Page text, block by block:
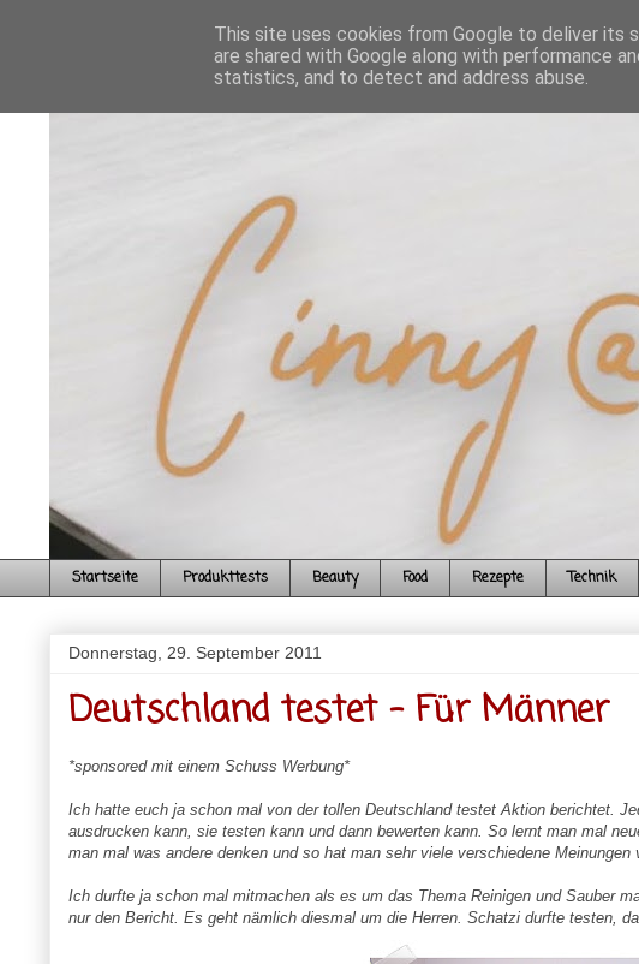
Startseite Produkttests Beauty Food Rezepte Technik
Donnerstag, 29. September 2011
Deutschland testet - Für Männer
*sponsored mit einem Schuss Werbung*
Ich hatte euch ja schon mal von der tollen Deutschland testet Aktion berichtet.
ausdrucken kann, sie testen kann und dann bewerten kann. So lernt man mal
man mal was andere denken und so hat man sehr viele verschiedene Meinungen
Ich durfte ja schon mal mitmachen als es um das Thema Reinigen und Sauber
nur den Bericht. Es geht nämlich diesmal um die Herren. Schatzi durfte testen,
This site uses cookies from Google to deliver its
are shared with Google along with performance
statistics, and to detect and address abuse.